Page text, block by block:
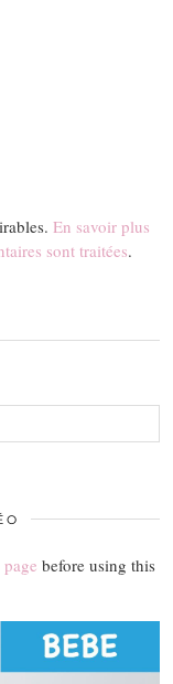
En savoir plus
sont traitées.
before using this